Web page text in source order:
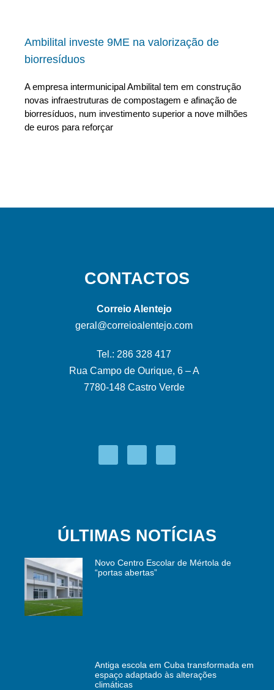
Ambilital investe 9ME na valorização de
biorresíduos
A empresa intermunicipal Ambilital tem em construção
novas infraestruturas de compostagem e afinação de
biorresíduos, num investimento superior a nove milhões
de euros para reforçar
CONTACTOS
Correio Alentejo
geral@correioalentejo.com
Tel.: 286 328 417
Rua Campo de Ourique, 6 – A
7780-148 Castro Verde
ÚLTIMAS NOTÍCIAS
Novo Centro Escolar de Mértola de
“portas abertas”
Antiga escola em Cuba transformada em
espaço adaptado às alterações
climáticas